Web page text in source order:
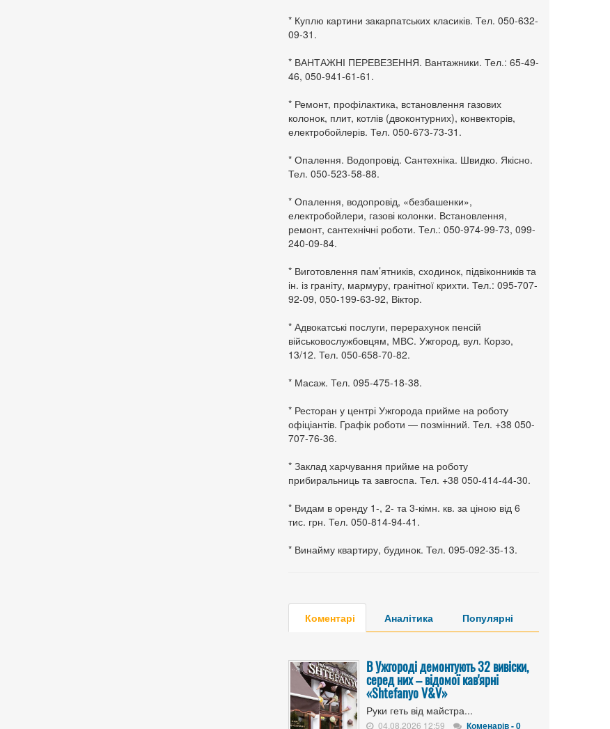
* Куплю картини закарпатських класиків. Тел. 050-632-
09-31.
* ВАНТАЖНІ ПЕРЕВЕЗЕННЯ. Вантажники. Тел.: 65-49-
46, 050-941-61-61.
* Ремонт, профілактика, встановлення газових
колонок, плит, котлів (двоконтурних), конвекторів,
електробойлерів. Тел. 050-673-73-31.
* Опалення. Водопровід. Сантехніка. Швидко. Якісно.
Тел. 050-523-58-88.
* Опалення, водопровід, «безбашенки»,
електробойлери, газові колонки. Встановлення,
ремонт, сантехнічні роботи. Тел.: 050-974-99-73, 099-
240-09-84.
* Виготовлення пам’ятників, сходинок, підвіконників та
ін. із граніту, мармуру, гранітної крихти. Тел.: 095-707-
92-09, 050-199-63-92, Віктор.
* Адвокатські послуги, перерахунок пенсій
військовослужбовцям, МВС. Ужгород, вул. Корзо,
13/12. Тел. 050-658-70-82.
* Масаж. Тел. 095-475-18-38.
* Ресторан у центрі Ужгорода прийме на роботу
офіціантів. Графік роботи — позмінний. Тел. +38 050-
707-76-36.
* Заклад харчування прийме на роботу
прибиральниць та завгоспа. Тел. +38 050-414-44-30.
* Видам в оренду 1-, 2- та 3-кімн. кв. за ціною від 6
тис. грн. Тел. 050-814-94-41.
* Винайму квартиру, будинок. Тел. 095-092-35-13.
Коментарі Аналітика Популярні
В Ужгороді демонтують 32 вивіски,
серед них – відомої кав'ярні
«Shtefanyo V&V»
Руки геть від майстра...
04.08.2026 12:59 Коменарів - 0